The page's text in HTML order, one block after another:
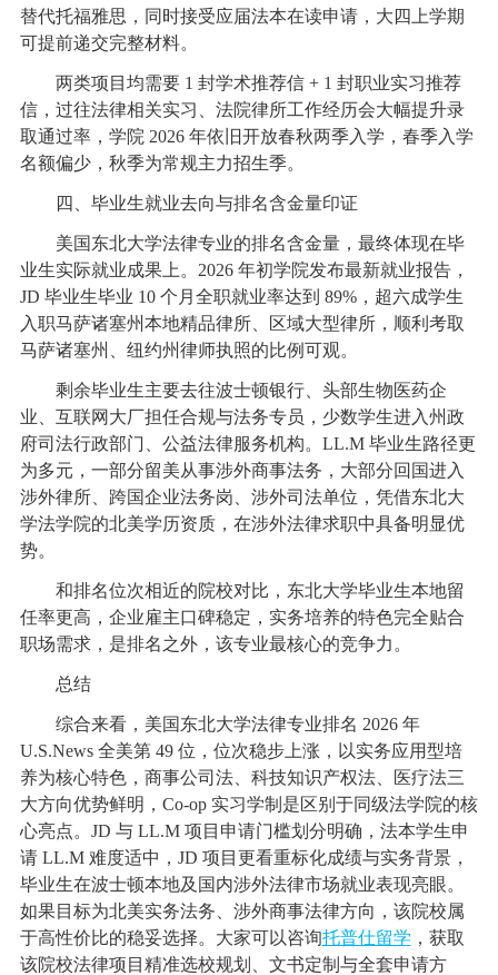
替代托福雅思，同时接受应届法本在读申请，大四上学期
可提前递交完整材料。
两类项目均需要 1 封学术推荐信 + 1 封职业实习推荐
信，过往法律相关实习、法院律所工作经历会大幅提升录
取通过率，学院 2026 年依旧开放春秋两季入学，春季入学
名额偏少，秋季为常规主力招生季。
四、毕业生就业去向与排名含金量印证
美国东北大学法律专业的排名含金量，最终体现在毕
业生实际就业成果上。2026 年初学院发布最新就业报告，
JD 毕业生毕业 10 个月全职就业率达到 89%，超六成学生
入职马萨诸塞州本地精品律所、区域大型律所，顺利考取
马萨诸塞州、纽约州律师执照的比例可观。
剩余毕业生主要去往波士顿银行、头部生物医药企
业、互联网大厂担任合规与法务专员，少数学生进入州政
府司法行政部门、公益法律服务机构。LL.M 毕业生路径更
为多元，一部分留美从事涉外商事法务，大部分回国进入
涉外律所、跨国企业法务岗、涉外司法单位，凭借东北大
学法学院的北美学历资质，在涉外法律求职中具备明显优
势。
和排名位次相近的院校对比，东北大学毕业生本地留
任率更高，企业雇主口碑稳定，实务培养的特色完全贴合
职场需求，是排名之外，该专业最核心的竞争力。
总结
综合来看，美国东北大学法律专业排名 2026 年
U.S.News 全美第 49 位，位次稳步上涨，以实务应用型培
养为核心特色，商事公司法、科技知识产权法、医疗法三
大方向优势鲜明，Co-op 实习学制是区别于同级法学院的核
心亮点。JD 与 LL.M 项目申请门槛划分明确，法本学生申
请 LL.M 难度适中，JD 项目更看重标化成绩与实务背景，
毕业生在波士顿本地及国内涉外法律市场就业表现亮眼。
如果目标为北美实务法务、涉外商事法律方向，该院校属
于高性价比的稳妥选择。大家可以咨询托普仕留学 ，获取
该院校法律项目精准选校规划、文书定制与全套申请方